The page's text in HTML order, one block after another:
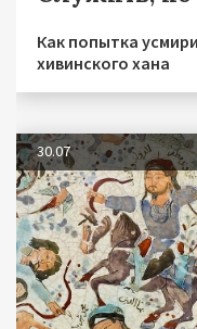
Как попытка
хивинского хана
30.07